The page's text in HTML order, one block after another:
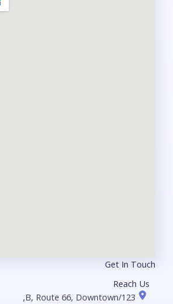
Get In Touch​
Reach Us
123/B, Route 66, Downtown,